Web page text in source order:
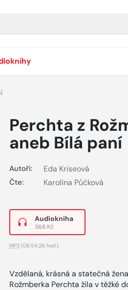
Perchta z
aneb Bílá paní
Autoři: Eda Kriseová
Čte: Karolína Půčková
Audiokniha
368 Kč
MP3(08:54:26 hod.)
Vzdělaná, krásná a statečná
Rožmberka Perchta žila v těžké